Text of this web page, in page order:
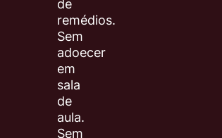
de
remédios.
Sem
adoecer
em
sala
de
aula.
Sem